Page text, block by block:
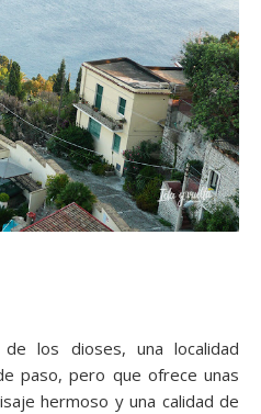
los dioses, una localidad
paso, pero que ofrece unas
hermoso y una calidad de